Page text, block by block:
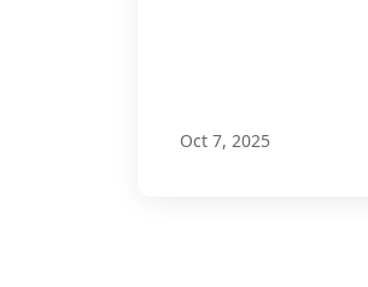
Oct 7, 2025